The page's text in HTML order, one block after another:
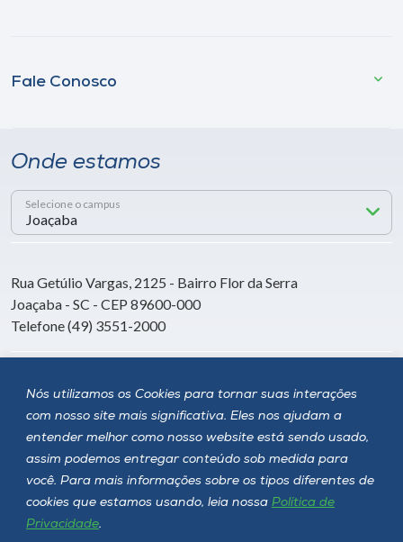
Nós utilizamos os Cookies para tornar suas interações
com nosso site mais significativa. Eles nos ajudam a
entender melhor como nosso website está sendo usado,
assim podemos entregar conteúdo sob medida para
você. Para mais informações sobre os tipos diferentes de
cookies que estamos usando, leia nossa Política de
Privacidade.
Fale Conosco
Onde estamos
Selecione o campus
Rua Getúlio Vargas, 2125 - Bairro Flor da Serra
Joaçaba - SC - CEP 89600-000
Telefone (49) 3551-2000
Siga a Unoesc